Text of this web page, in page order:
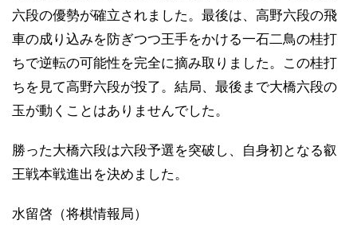
六段の優勢が確立されました。最後は、高野六段の飛
車の成り込みを防ぎつつ王手をかける一石二鳥の桂打
ちで逆転の可能性を完全に摘み取りました。この桂打
ちを見て高野六段が投了。結局、最後まで大橋六段の
玉が動くことはありませんでした。
勝った大橋六段は六段予選を突破し、自身初となる叡
王戦本戦進出を決めました。
水留啓（将棋情報局）